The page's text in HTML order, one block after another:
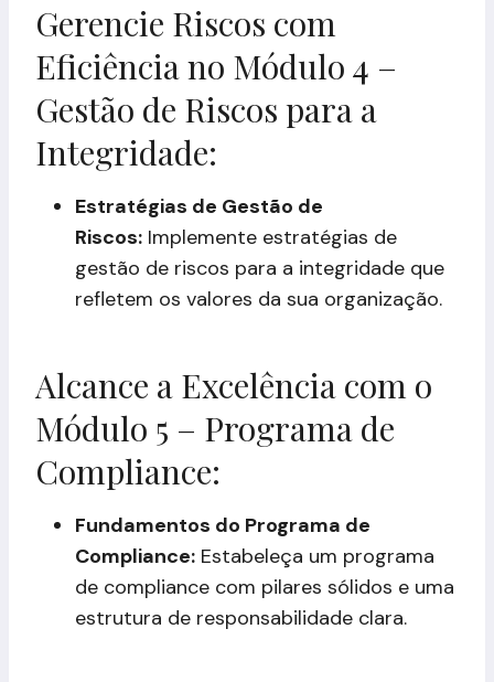
Gerencie Riscos com
Eficiência no Módulo 4 –
Gestão de Riscos para a
Integridade:
Estratégias de Gestão de
Riscos: Implemente estratégias de
gestão de riscos para a integridade que
refletem os valores da sua organização.
Alcance a Excelência com o
Módulo 5 – Programa de
Compliance:
Fundamentos do Programa de
Compliance: Estabeleça um programa
de compliance com pilares sólidos e uma
estrutura de responsabilidade clara.